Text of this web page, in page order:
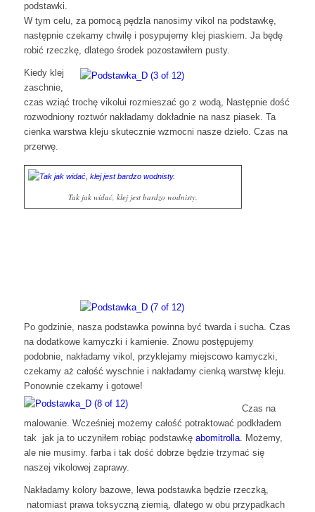
podstawki.
W tym celu, za pomocą pędzla nanosimy vikol na podstawkę,
następnie czekamy chwilę i posypujemy klej piaskiem. Ja będę
robić rzeczkę, dlatego środek pozostawiłem pusty.
Kiedy klej
zaschnie,
czas wziąć trochę vikolui rozmieszać go z wodą, Następnie dość
rozwodniony roztwór nakładamy dokładnie na nasz piasek. Ta
cienka warstwa kleju skutecznie wzmocni nasze dzieło. Czas na
przerwę.
Tak jak widać, klej jest bardzo wodnisty.
Po godzinie, nasza podstawka powinna być twarda i sucha. Czas
na dodatkowe kamyczki i kamienie. Znowu postępujemy
podobnie, nakładamy vikol, przyklejamy miejscowo kamyczki,
czekamy aż całość wyschnie i nakładamy cienką warstwę kleju.
Ponownie czekamy i gotowe!
Czas na
malowanie. Wcześniej możemy całość potraktować podkładem
tak jak ja to uczyniłem robiąc podstawkę abomitrolla. Możemy,
ale nie musimy. farba i tak dość dobrze będzie trzymać się
naszej vikolowej zaprawy.
Nakładamy kolory bazowe, lewa podstawka będzie rzeczką,
natomiast prawa toksyczną ziemią, dlatego w obu przypadkach